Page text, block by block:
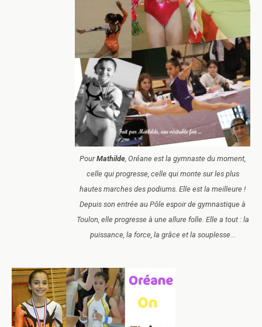
PourMathilde , Oréane est la gymnaste du moment,
celle qui progresse, celle qui monte sur les plus
hautes marches des podiums. Elle est la meilleure !
Depuis son entrée au Pôle espoir de gymnastique à
Toulon, elle progresse à une allure folle. Elle a tout : la
puissance, la force, la grâce et la souplesse...